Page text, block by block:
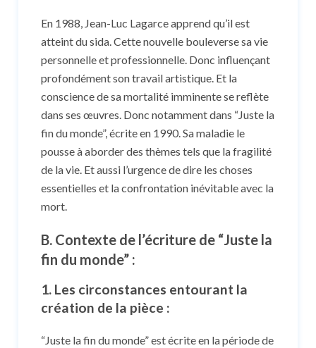
En 1988, Jean-Luc Lagarce apprend qu’il est
atteint du sida. Cette nouvelle bouleverse sa vie
personnelle et professionnelle. Donc influençant
profondément son travail artistique. Et la
conscience de sa mortalité imminente se reflète
dans ses œuvres. Donc notamment dans “Juste la
fin du monde”, écrite en 1990. Sa maladie le
pousse à aborder des thèmes tels que la fragilité
de la vie. Et aussi l’urgence de dire les choses
essentielles et la confrontation inévitable avec la
mort.
B. Contexte de l’écriture de “Juste la
fin du monde” :
1. Les circonstances entourant la
création de la pièce :
“Juste la fin du monde” est écrite en la période de